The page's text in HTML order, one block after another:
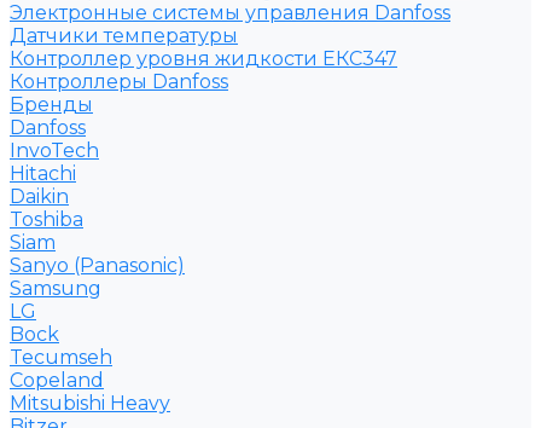
Электронные системы управления Danfoss
Датчики температуры
Контроллер уровня жидкости ЕКС347
Контроллеры Danfoss
Бренды
Danfoss
InvoTech
Hitachi
Daikin
Toshiba
Siam
Sanyo (Panasonic)
Samsung
LG
Bock
Tecumseh
Copeland
Mitsubishi Heavy